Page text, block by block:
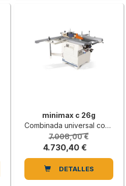
minimax c 26g
Combinada universal con eje cepillo Tersa
7.008,00 €
4.730,40 €
DETALLES